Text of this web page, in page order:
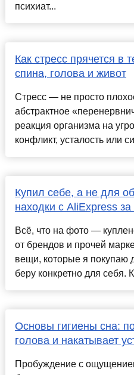
психиат...
Как стресс прячется в
спина, голова и живот
Стресс — не просто
абстрактное
реакция организма на
конфликт, усталость или
Купил себе, а не для
находки с AliExpress
Всё, что на фото —
от брендов и прочей
вещи, которые я покупаю
беру конкретно для себя.
Основы гигиены сна:
голова и накатывает
Пробуждение с